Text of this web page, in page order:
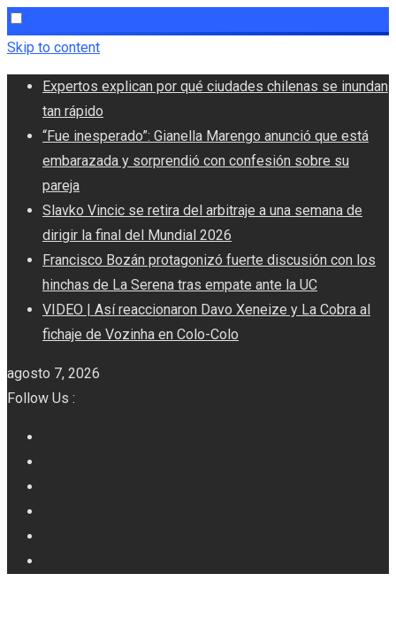
Skip to content
Expertos explican por qué ciudades chilenas se inundan
tan rápido
“Fue inesperado”: Gianella Marengo anunció que está
embarazada y sorprendió con confesión sobre su
pareja
Slavko Vincic se retira del arbitraje a una semana de
dirigir la final del Mundial 2026
Francisco Bozán protagonizó fuerte discusión con los
hinchas de La Serena tras empate ante la UC
VIDEO | Así reaccionaron Davo Xeneize y La Cobra al
fichaje de Vozinha en Colo-Colo
agosto 7, 2026
Follow Us :